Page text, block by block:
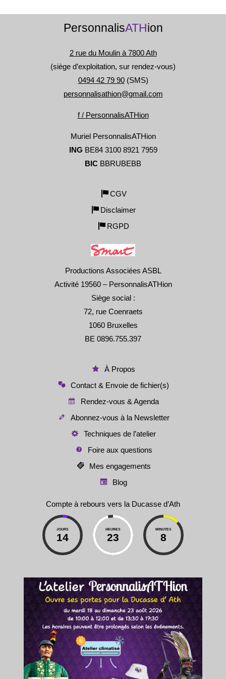
PersonnalisATHion
2 rue du Moulin à 7800 Ath
(siège d’exploitation, sur rendez-vous)
0494 42 79 90(SMS)
personnalisathion@gmail.com
f / PersonnalisATHion
Muriel PersonnalisATHion
ING BE84 3100 8921 7959
BIC BBRUBEBB
CGV
Disclaimer
RGPD
Productions Associées ASBL
Activité 19560 – PersonnalisATHion
Siège social :
72, rue Coenraets
1060 Bruxelles
BE 0896.755.397
À Propos
Contact & Envoie de fichier(s)
Rendez-vous & Agenda
Abonnez-vous à la Newsletter
Techniques de l’atelier
Foire aux questions
Mes engagements
Blog
Compte à rebours vers la Ducasse d’Ath
JOURS
14
HEURES
23
MINUTES
8